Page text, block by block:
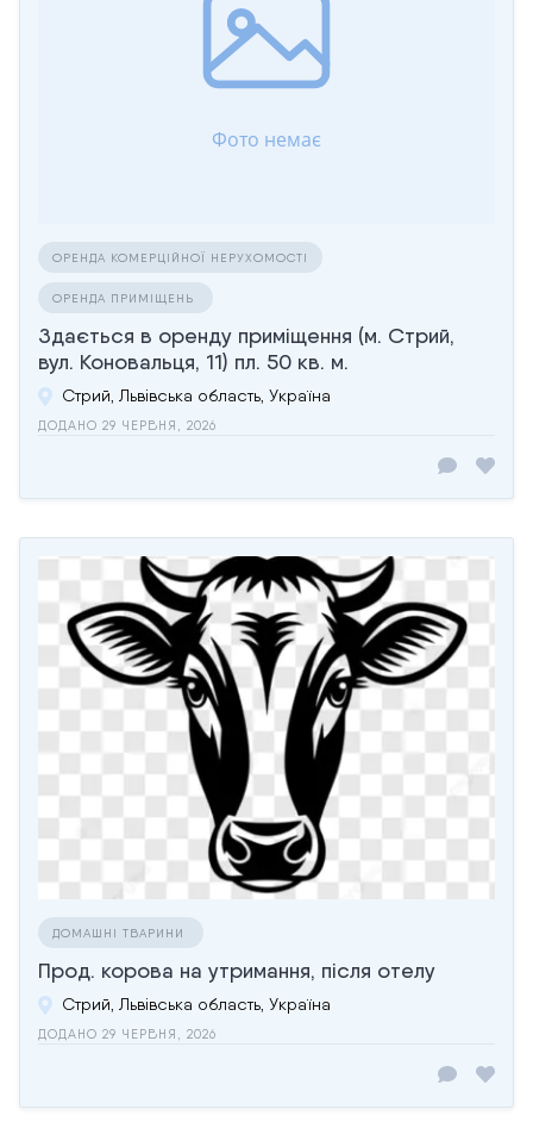
ОРЕНДА КОМЕРЦІЙНОЇ НЕРУХОМОСТІ
ОРЕНДА ПРИМІЩЕНЬ
Здається в оренду приміщення (м. Стрий,
вул. Коновальця, 11) пл. 50 кв. м.
Стрий, Львівська область, Україна
ДОДАНО 29 ЧЕРВНЯ, 2026
ДОМАШНІ ТВАРИНИ
Прод. корова на утримання, після отелу
Стрий, Львівська область, Україна
ДОДАНО 29 ЧЕРВНЯ, 2026